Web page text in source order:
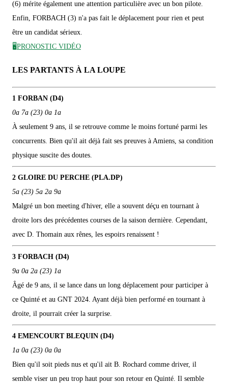
(6) mérite également une attention particulière avec un bon pilote.
Enfin, FORBACH (3) n'a pas fait le déplacement pour rien et peut
être un candidat sérieux.
🖥️PRONOSTIC VIDÉO
LES PARTANTS À LA LOUPE
1 FORBAN (D4)
0a 7a (23) 0a 1a
À seulement 9 ans, il se retrouve comme le moins fortuné parmi les
concurrents. Bien qu'il ait déjà fait ses preuves à Amiens, sa condition
physique suscite des doutes.
2 GLOIRE DU PERCHE (PLA.DP)
5a (23) 5a 2a 9a
Malgré un bon meeting d'hiver, elle a souvent déçu en tournant à
droite lors des précédentes courses de la saison dernière. Cependant,
avec D. Thomain aux rênes, les espoirs renaissent !
3 FORBACH (D4)
9a 0a 2a (23) 1a
Âgé de 9 ans, il se lance dans un long déplacement pour participer à
ce Quinté et au GNT 2024. Ayant déjà bien performé en tournant à
droite, il pourrait créer la surprise.
4 EMENCOURT BLEQUIN (D4)
1a 0a (23) 0a 0a
Bien qu'il soit pieds nus et qu'il ait B. Rochard comme driver, il
semble viser un peu trop haut pour son retour en Quinté. Il semble